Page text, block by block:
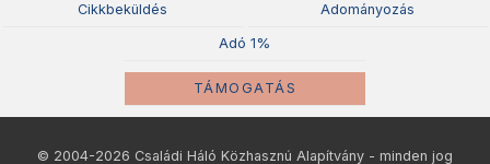
Cikkbeküldés Adományozás
Adó 1%
TÁMOGATÁS
© 2004-2026 Családi Háló Közhasznú Alapítvány - minden jog